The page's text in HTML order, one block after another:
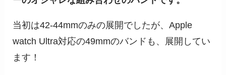
当初は42-44mmのみの展開でしたが、Apple
watch Ultra対応の49mmのバンドも、展開してい
ます！